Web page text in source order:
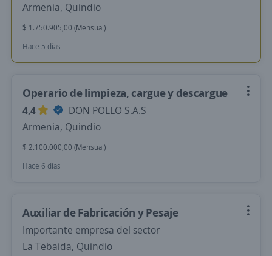
Armenia, Quindio
$ 1.750.905,00 (Mensual)
Hace 5 días
Operario de limpieza, cargue y descargue
4,4
DON POLLO S.A.S
Armenia, Quindio
$ 2.100.000,00 (Mensual)
Hace 6 días
Auxiliar de Fabricación y Pesaje
Importante empresa del sector
La Tebaida, Quindio